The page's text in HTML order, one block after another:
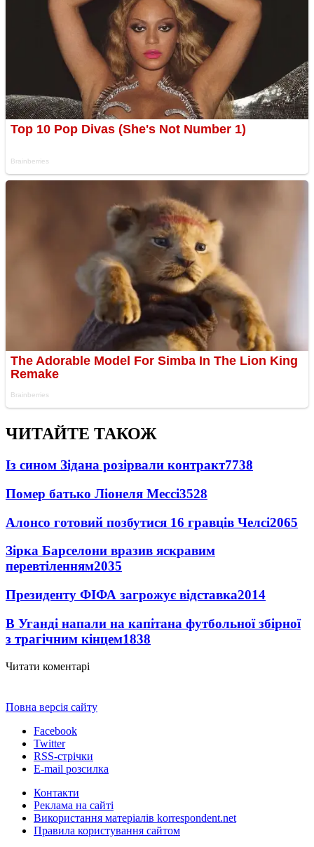
ЧИТАЙТЕ ТАКОЖ
Із сином Зідана розірвали контракт7738
Помер батько Ліонеля Мессі3528
Алонсо готовий позбутися 16 гравців Челсі2065
Зірка Барселони вразив яскравим
перевтіленням2035
Президенту ФІФА загрожує відставка2014
В Уганді напали на капітана футбольної збірної
з трагічним кінцем1838
Читати коментарі
Повна версія сайту
Facebook
Twitter
RSS-стрічки
E-mail розсилка
Контакти
Реклама на сайті
Використання матеріалів korrespondent.net
Правила користування сайтом